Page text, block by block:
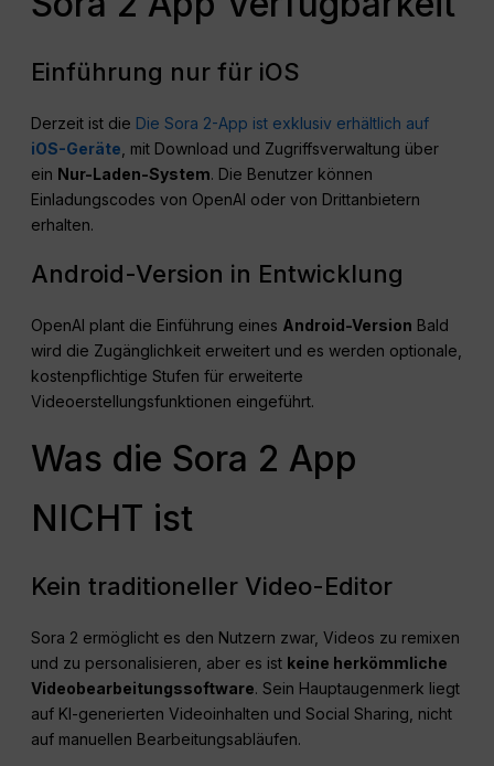
Einführung nur für iOS
Derzeit ist die Die Sora 2-App ist exklusiv erhältlich auf
iOS-Geräte, mit Download und Zugriffsverwaltung über
ein Nur-Laden-System. Die Benutzer können
Einladungscodes von OpenAI oder von Drittanbietern
erhalten.
Android-Version in Entwicklung
OpenAI plant die Einführung eines Android-Version Bald
wird die Zugänglichkeit erweitert und es werden optionale,
kostenpflichtige Stufen für erweiterte
Videoerstellungsfunktionen eingeführt.
Was die Sora 2 App
NICHT ist
Kein traditioneller Video-Editor
Sora 2 ermöglicht es den Nutzern zwar, Videos zu remixen
und zu personalisieren, aber es ist keine herkömmliche
Videobearbeitungssoftware. Sein Hauptaugenmerk liegt
auf KI-generierten Videoinhalten und Social Sharing, nicht
auf manuellen Bearbeitungsabläufen.